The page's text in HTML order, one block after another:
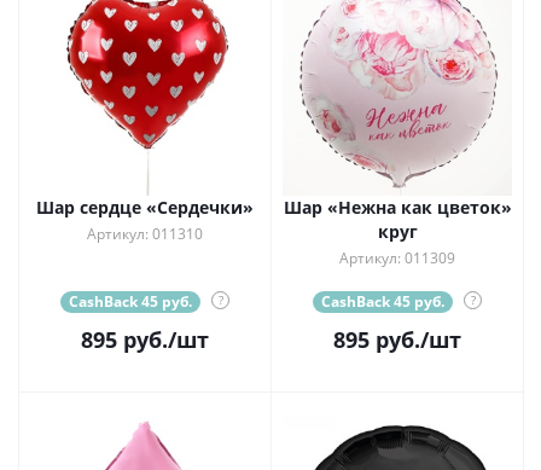
Шар сердце «Сердечки»
Артикул: 011310
CashBack 45 руб. ?
895 руб./шт
Шар «Нежна как цветок»
круг
Артикул: 011309
CashBack 45 руб. ?
895 руб./шт